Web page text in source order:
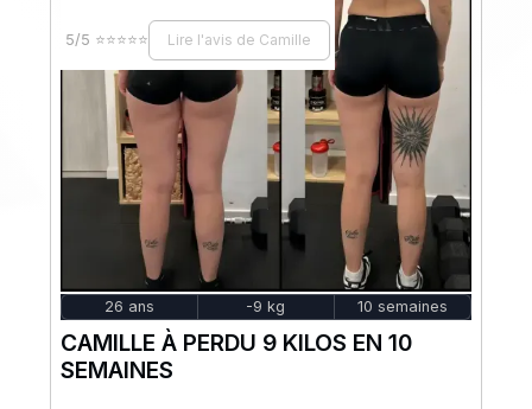
26 ans -9 kg 10 semaines
CAMILLE À PERDU 9 KILOS EN 10
SEMAINES
5/5 ⭐⭐⭐⭐⭐ Lire l'avis de Camille